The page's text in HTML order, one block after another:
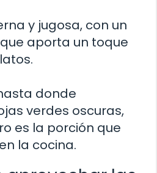
y jugosa, con un
aporta un toque
donde
verdes oscuras,
es la porción que
la cocina.